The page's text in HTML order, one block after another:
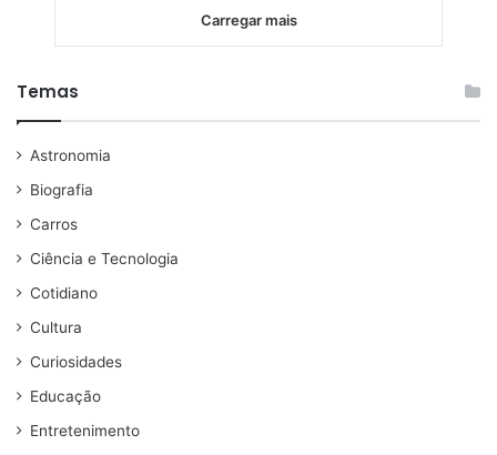
Carregar mais
Temas
Astronomia
Biografia
Carros
Ciência e Tecnologia
Cotidiano
Cultura
Curiosidades
Educação
Entretenimento